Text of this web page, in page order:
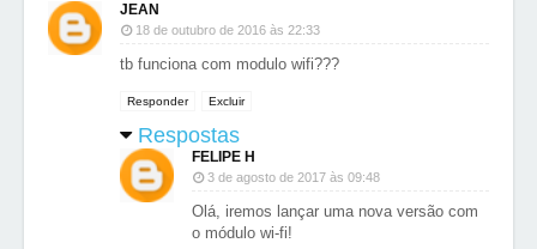
JEAN
18 de outubro de 2016 às 22:33
tb funciona com modulo wifi???
Responder Excluir
Respostas
FELIPE H
3 de agosto de 2017 às 09:48
Olá, iremos lançar uma nova versão com
o módulo wi-fi!